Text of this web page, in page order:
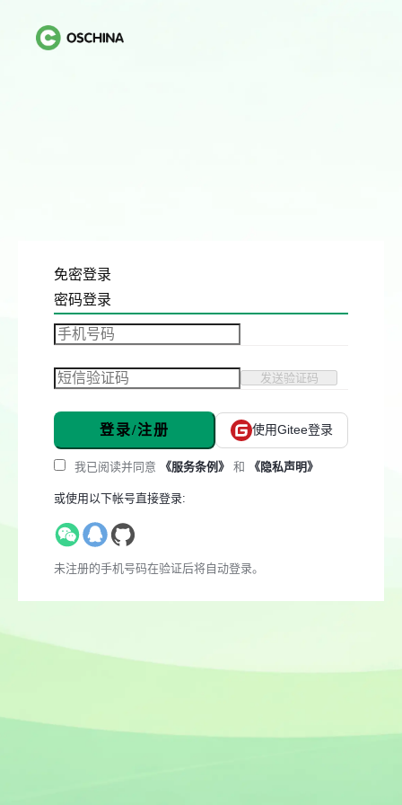
免密登录
密码登录
发送验证码
登录/注册 使用Gitee登录
我已阅读并同意 《服务条例》 和 《隐私声明》
或使用以下帐号直接登录:
未注册的手机号码在验证后将自动登录。